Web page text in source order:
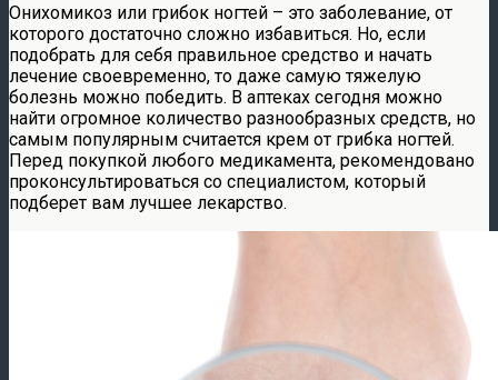
Онихомикоз или грибок ногтей – это заболевание, от
которого достаточно сложно избавиться. Но, если
подобрать для себя правильное средство и начать
лечение своевременно, то даже самую тяжелую
болезнь можно победить. В аптеках сегодня можно
найти огромное количество разнообразных средств, но
самым популярным считается крем от грибка ногтей.
Перед покупкой любого медикамента, рекомендовано
проконсультироваться со специалистом, который
подберет вам лучшее лекарство.